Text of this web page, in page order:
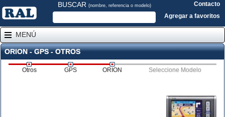
BUSCAR (nombre, referencia o modelo)
Contacto
Agregar a favoritos
MENÚ
ORION - GPS - OTROS
Otros GPS ORION Seleccione Modelo